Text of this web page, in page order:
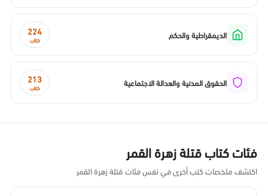
الديمقراطية والحكم 224
كتاب
الحقوق المدنية والعدالة الاجتماعية 213
كتاب
فئات كتاب قتلة زهرة القمر
اكتشف ملخصات كتب أخرى في نفس فئات قتلة زهرة القمر